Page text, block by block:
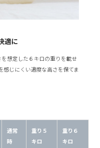
適に
想定した６キロの重りを載せ
感じにくい適度な高さを保てま
通常
時
重り５
キロ
重り６
キロ